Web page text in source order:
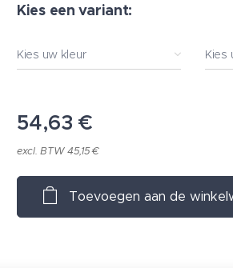
Kies een variant:
Kies uw kleur Kies
54,63 €
excl. BTW 45,15 €
Toevoegen aan de